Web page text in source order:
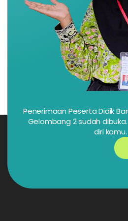
Penerimaan Peserta Didik
Gelombang 2 sudah
diri kamu.